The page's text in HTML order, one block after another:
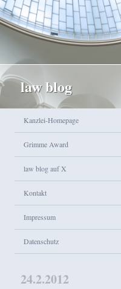
law blog
Zum Inhalt wechseln
Zum sekundären Inhalt
Kanzlei-Homepage
Grimme Award
law blog auf X
Kontakt
Impressum
Datenschutz
24.2.2012